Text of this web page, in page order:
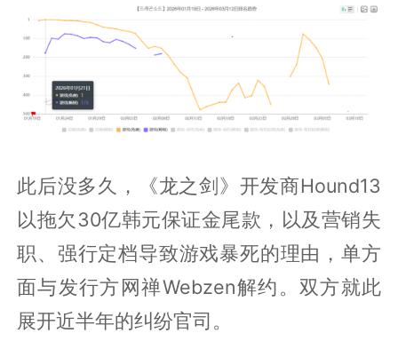
此后没多久，《龙之剑》开发商Hound13
以拖欠30亿韩元保证金尾款，以及营销失
职、强行定档导致游戏暴死的理由，单方
面与发行方网禅Webzen解约。双方就此
展开近半年的纠纷官司。